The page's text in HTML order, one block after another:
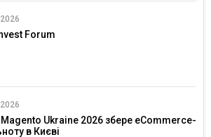
Forum
Magento Ukraine 2026 збере eCommerce-
в Києві